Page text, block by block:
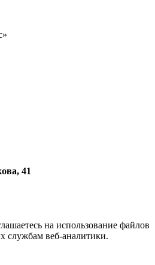
41
на использование файлов
службам веб-аналитики.